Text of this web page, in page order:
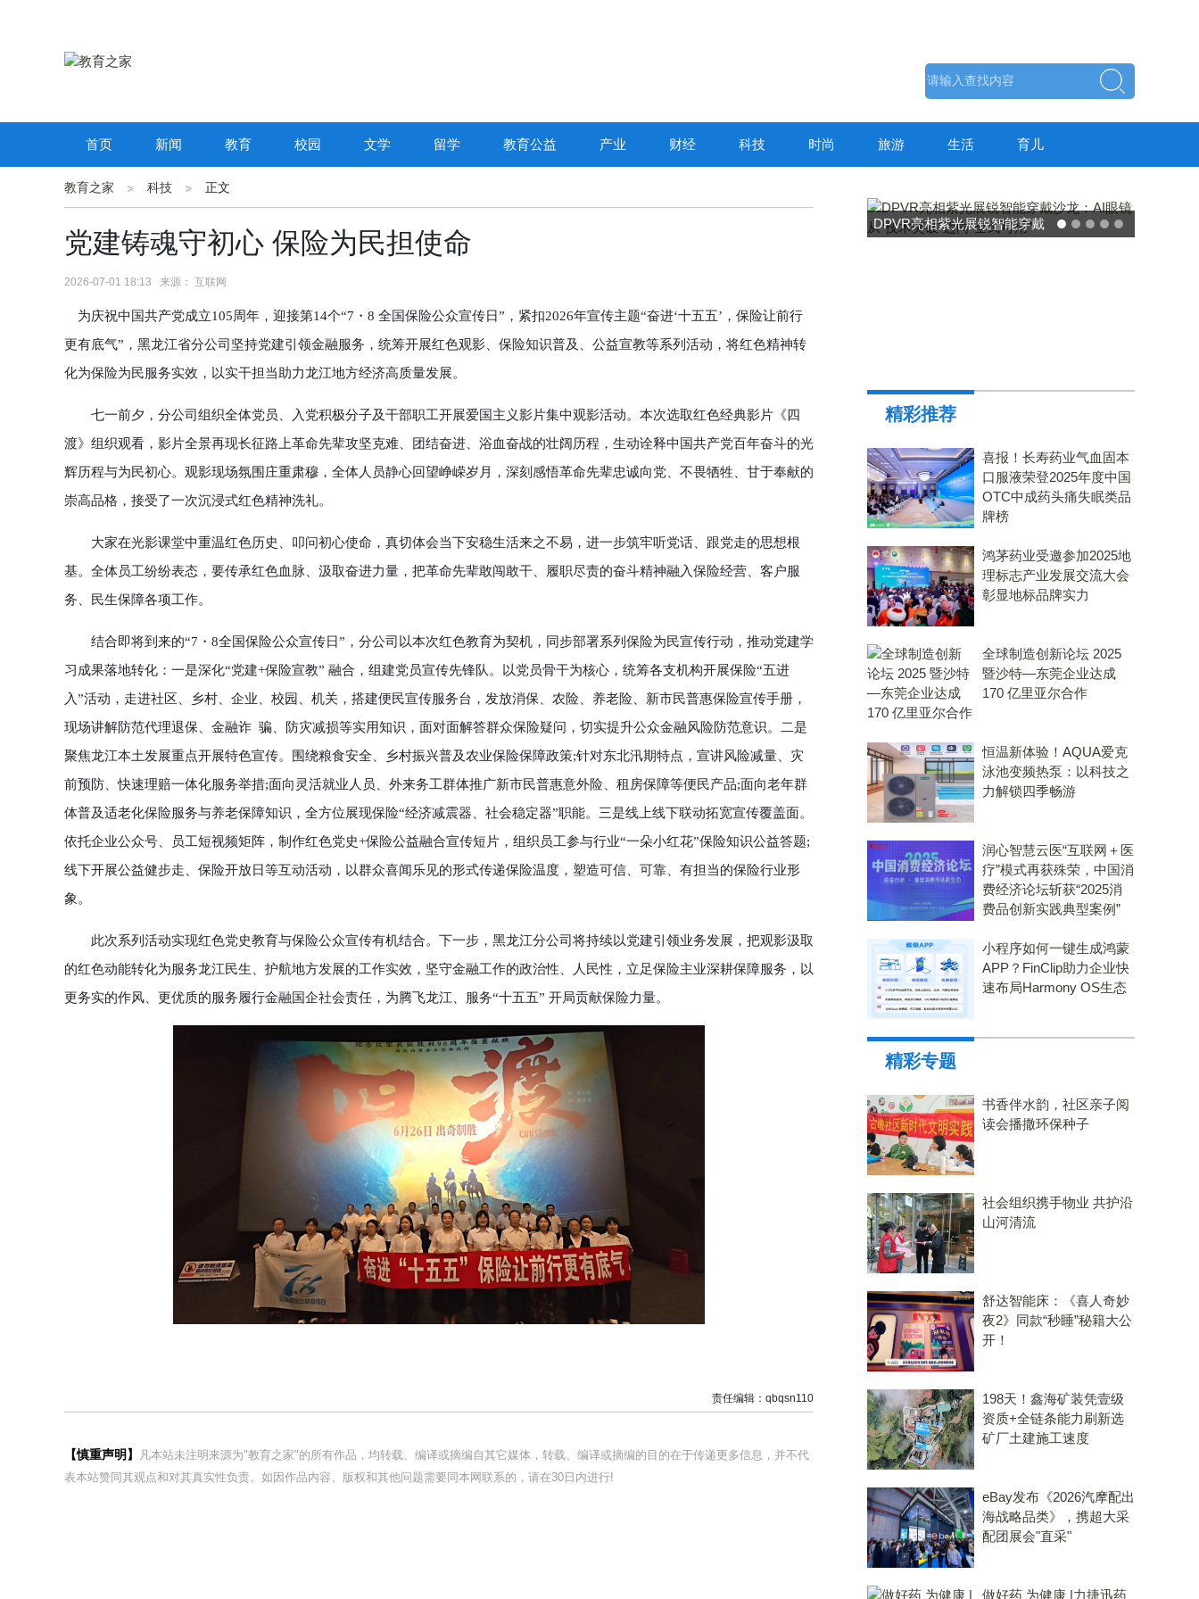
首页 新闻 教育 校园 文学 留学 教育公益 产业 财经 科技 时尚 旅游 生活 育儿
教育之家 科技 正文
党建铸魂守初心 保险为民担使命
2026-07-01 18:13 来源： 互联网
为庆祝中国共产党成立105周年，迎接第14个“7・8 全国保险公众宣传日”，紧扣2026年宣传主题“奋进‘十五五’，保险让前行
更有底气”，黑龙江省分公司坚持党建引领金融服务，统筹开展红色观影、保险知识普及、公益宣教等系列活动，将红色精神转
化为保险为民服务实效，以实干担当助力龙江地方经济高质量发展。
七一前夕，分公司组织全体党员、入党积极分子及干部职工开展爱国主义影片集中观影活动。本次选取红色经典影片《四
渡》组织观看，影片全景再现长征路上革命先辈攻坚克难、团结奋进、浴血奋战的壮阔历程，生动诠释中国共产党百年奋斗的光
辉历程与为民初心。观影现场氛围庄重肃穆，全体人员静心回望峥嵘岁月，深刻感悟革命先辈忠诚向党、不畏牺牲、甘于奉献的
崇高品格，接受了一次沉浸式红色精神洗礼。
大家在光影课堂中重温红色历史、叩问初心使命，真切体会当下安稳生活来之不易，进一步筑牢听党话、跟党走的思想根
基。全体员工纷纷表态，要传承红色血脉、汲取奋进力量，把革命先辈敢闯敢干、履职尽责的奋斗精神融入保险经营、客户服
务、民生保障各项工作。
结合即将到来的“7・8全国保险公众宣传日”，分公司以本次红色教育为契机，同步部署系列保险为民宣传行动，推动党建学
习成果落地转化：一是深化“党建+保险宣教” 融合，组建党员宣传先锋队。以党员骨干为核心，统筹各支机构开展保险“五进
入”活动，走进社区、乡村、企业、校园、机关，搭建便民宣传服务台，发放消保、农险、养老险、新市民普惠保险宣传手册，
现场讲解防范代理退保、金融诈 骗、防灾减损等实用知识，面对面解答群众保险疑问，切实提升公众金融风险防范意识。二是
聚焦龙江本土发展重点开展特色宣传。围绕粮食安全、乡村振兴普及农业保险保障政策;针对东北汛期特点，宣讲风险减量、灾
前预防、快速理赔一体化服务举措;面向灵活就业人员、外来务工群体推广新市民普惠意外险、租房保障等便民产品;面向老年群
体普及适老化保险服务与养老保障知识，全方位展现保险“经济减震器、社会稳定器”职能。三是线上线下联动拓宽宣传覆盖面。
依托企业公众号、员工短视频矩阵，制作红色党史+保险公益融合宣传短片，组织员工参与行业“一朵小红花”保险知识公益答题;
线下开展公益健步走、保险开放日等互动活动，以群众喜闻乐见的形式传递保险温度，塑造可信、可靠、有担当的保险行业形
象。
此次系列活动实现红色党史教育与保险公众宣传有机结合。下一步，黑龙江分公司将持续以党建引领业务发展，把观影汲取
的红色动能转化为服务龙江民生、护航地方发展的工作实效，坚守金融工作的政治性、人民性，立足保险主业深耕保障服务，以
更务实的作风、更优质的服务履行金融国企社会责任，为腾飞龙江、服务“十五五” 开局贡献保险力量。
责任编辑：qbqsn110
【慎重声明】
凡本站未注明来源为"教育之家"的所有作品，均转载、编译或摘编自其它媒体，转载、编译或摘编的目的在于传递更多信息，并不代
表本站赞同其观点和对其真实性负责。如因作品内容、版权和其他问题需要同本网联系的，请在30日内进行!
DPVR亮相紫光展锐智能穿戴
精彩推荐
喜报！长寿药业气血固本
口服液荣登2025年度中国
OTC中成药头痛失眠类品
牌榜
鸿茅药业受邀参加2025地
理标志产业发展交流大会
彰显地标品牌实力
全球制造创新论坛 2025
暨沙特—东莞企业达成
170 亿里亚尔合作
恒温新体验！AQUA爱克
泳池变频热泵：以科技之
力解锁四季畅游
润心智慧云医“互联网＋医
疗”模式再获殊荣，中国消
费经济论坛斩获“2025消
费品创新实践典型案例”
小程序如何一键生成鸿蒙
APP？FinClip助力企业快
速布局Harmony OS生态
精彩专题
书香伴水韵，社区亲子阅
读会播撒环保种子
社会组织携手物业 共护沿
山河清流
舒达智能床：《喜人奇妙
夜2》同款“秒睡”秘籍大公
开！
198天！鑫海矿装凭壹级
资质+全链条能力刷新选
矿厂土建施工速度
eBay发布《2026汽摩配出
海战略品类》，携超大采
配团展会"直采"
做好药 为健康 |力捷迅药